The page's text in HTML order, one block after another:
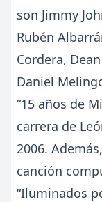
son Jimmy
Rubén
Cordera,
Daniel
“15 años de
carrera de
2006.
canción
“Iluminados